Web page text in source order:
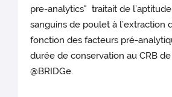
pre-analytics" traitait de
sanguins de poulet à l’extraction
fonction des facteurs pré-
durée de conservation au CRB
@BRIDGe.